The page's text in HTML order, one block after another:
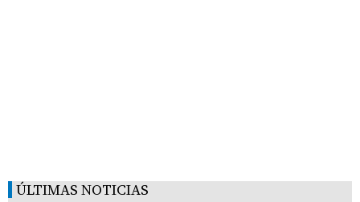
ÚLTIMAS NOTICIAS